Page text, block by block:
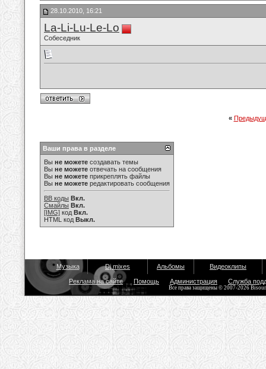
28.10.2010, 16:21
La-Li-Lu-Le-Lo
Собеседник
«
Ваши права в разделе
Вы не можете создавать темы
Вы не можете отвечать на сообщения
Вы не можете прикреплять файлы
Вы не можете редактировать сообщения
BB коды Вкл.
Смайлы Вкл.
[IMG] код Вкл.
HTML код Выкл.
Музыка Dj mixes Альбомы Видеоклипы
Реклама на сайте Помощь Администрация Служба
Все права защищены © 2007-2026